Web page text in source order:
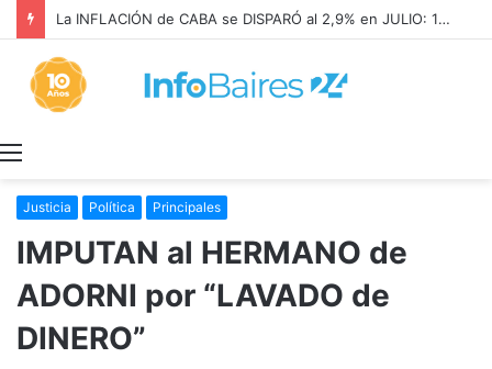
La INFLACIÓN de CABA se DISPARÓ al 2,9% en JULIO: 19,4% en 2026
Justicia Política Principales
IMPUTAN al HERMANO de
ADORNI por “LAVADO de
DINERO”